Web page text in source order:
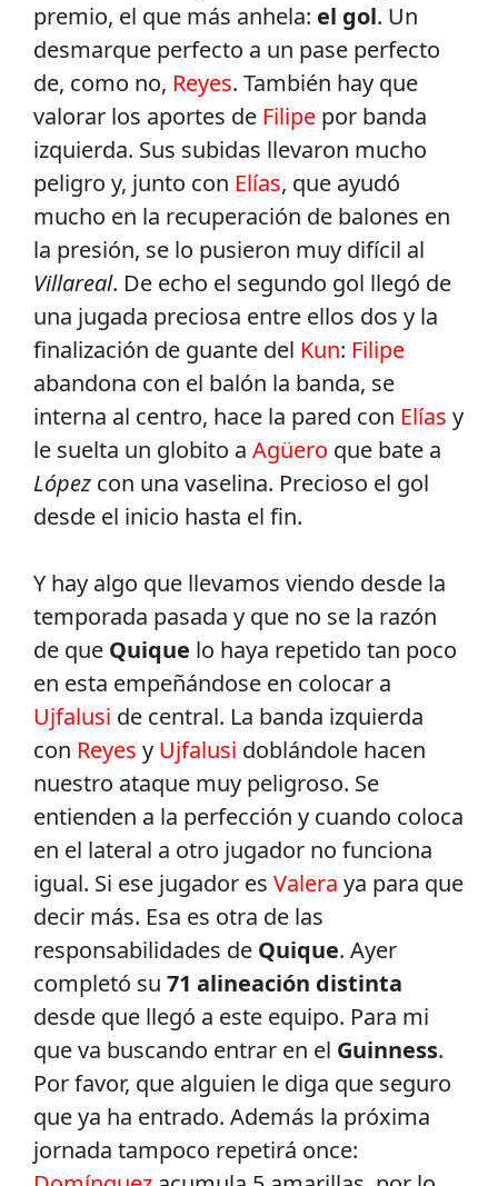
premio, el que más anhela: el gol. Un
desmarque perfecto a un pase perfecto
de, como no, Reyes. También hay que
valorar los aportes de Filipe por banda
izquierda. Sus subidas llevaron mucho
peligro y, junto con Elías, que ayudó
mucho en la recuperación de balones en
la presión, se lo pusieron muy difícil al
Villareal. De echo el segundo gol llegó de
una jugada preciosa entre ellos dos y la
finalización de guante del Kun: Filipe
abandona con el balón la banda, se
interna al centro, hace la pared con Elías y
le suelta un globito a Agüero que bate a
López con una vaselina. Precioso el gol
desde el inicio hasta el fin.
Y hay algo que llevamos viendo desde la
temporada pasada y que no se la razón
de que Quique lo haya repetido tan poco
en esta empeñándose en colocar a
Ujfalusi de central. La banda izquierda
con Reyes y Ujfalusi doblándole hacen
nuestro ataque muy peligroso. Se
entienden a la perfección y cuando coloca
en el lateral a otro jugador no funciona
igual. Si ese jugador es Valera ya para que
decir más. Esa es otra de las
responsabilidades de Quique. Ayer
completó su 71 alineación distinta
desde que llegó a este equipo. Para mi
que va buscando entrar en el Guinness.
Por favor, que alguien le diga que seguro
que ya ha entrado. Además la próxima
jornada tampoco repetirá once: